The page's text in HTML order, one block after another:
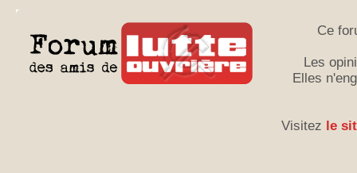
Ce
Les
Elles
Visitez le